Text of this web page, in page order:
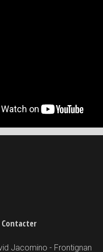
Contacter
Jacomino - Frontignan